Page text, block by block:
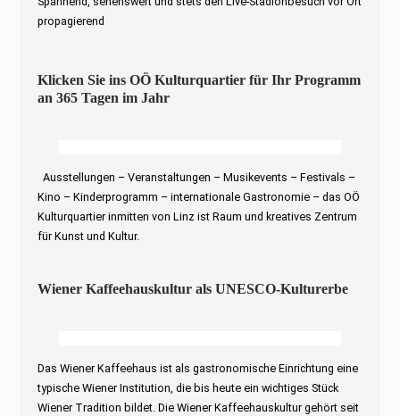
propagierend
Klicken Sie ins OÖ Kulturquartier für Ihr Programm
an 365 Tagen im Jahr
Ausstellungen – Veranstaltungen – Musikevents – Festivals –
Kino – Kinderprogramm – internationale Gastronomie – das OÖ
Kulturquartier inmitten von Linz ist Raum und kreatives Zentrum
für Kunst und Kultur.
Wiener Kaffeehauskultur als UNESCO-Kulturerbe
Das Wiener Kaffeehaus ist als gastronomische Einrichtung eine
typische Wiener Institution, die bis heute ein wichtiges Stück
Wiener Tradition bildet. Die Wiener Kaffeehauskultur gehört seit